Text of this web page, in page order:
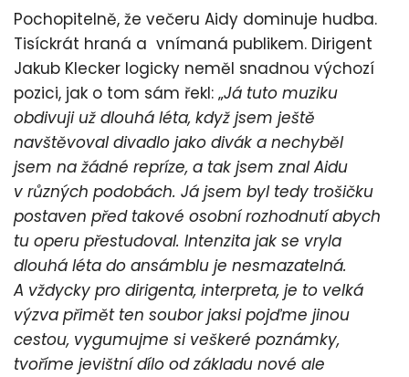
Pochopitelně, že večeru Aidy dominuje hudba.
Tisíckrát hraná a vnímaná publikem. Dirigent
Jakub Klecker logicky neměl snadnou výchozí
pozici, jak o tom sám řekl: „Já tuto muziku
obdivuji už dlouhá léta, když jsem ještě
navštěvoval divadlo jako divák a nechyběl
jsem na žádné repríze, a tak jsem znal Aidu
v různých podobách. Já jsem byl tedy trošičku
postaven před takové osobní rozhodnutí abych
tu operu přestudoval. Intenzita jak se vryla
dlouhá léta do ansámblu je nesmazatelná.
A vždycky pro dirigenta, interpreta, je to velká
výzva přimět ten soubor jaksi pojďme jinou
cestou, vygumujme si veškeré poznámky,
tvoříme jevištní dílo od základu nové ale